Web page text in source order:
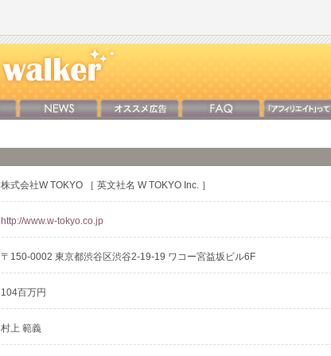
株式会社W TOKYO ［ 英文社名 W TOKYO Inc. ］
http://www.w-tokyo.co.jp
〒150-0002 東京都渋谷区渋谷2-19-19 ワコー宮益坂ビル6F
104百万円
村上 範義